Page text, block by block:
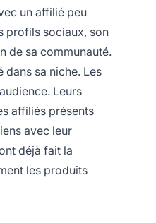
un affilié peu
profils sociaux, son
de sa communauté.
sa niche. Les
Leurs
affiliés présents
avec leur
déjà fait la
les produits